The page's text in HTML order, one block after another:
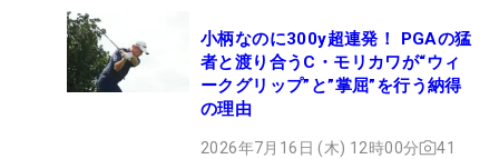
小柄なのに300y超連発！ PGAの猛
者と渡り合うC・モリカワが“ウィ
ークグリップ”と”掌屈”を行う納得
の理由
2026年7月16日 (木) 12時00分 41